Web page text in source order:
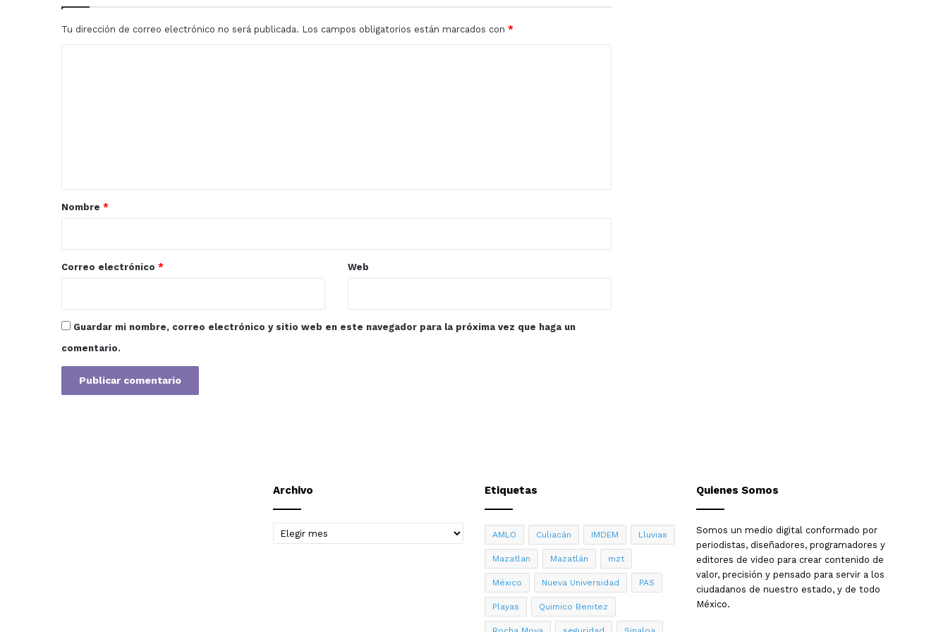
en
Tu dirección de correo electrónico no será publicada. Los campos obligatorios están marcados con *
r
*
Nombre *
Correo electrónico * Web
Guardar mi nombre, correo electrónico y sitio web en este navegador para la próxima vez que haga un
comentario.
Archivo
Archivo
Etiquetas
AMLO Culiacán IMDEM Lluvias
Mazatlan Mazatlán mzt
México Nueva Universidad PAS
Playas Quimico Benitez
Quienes Somos
Somos un medio digital conformado por
periodistas, diseñadores, programadores y
editores de video para crear contenido de
valor, precisión y pensado para servir a los
ciudadanos de nuestro estado, y de todo
México.